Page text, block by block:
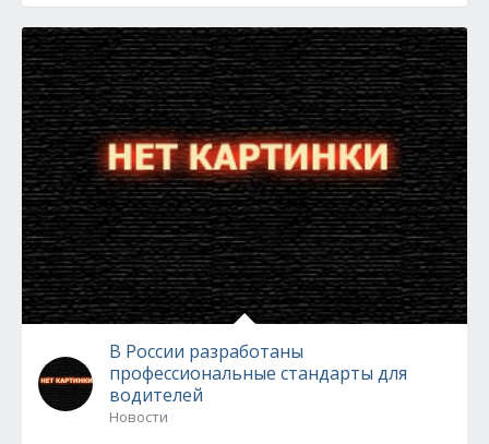
В России разработаны
профессиональные стандарты для
водителей
Новости